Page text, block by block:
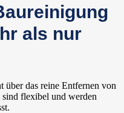
als nur
über das reine Entfernen von
flexibel und werden